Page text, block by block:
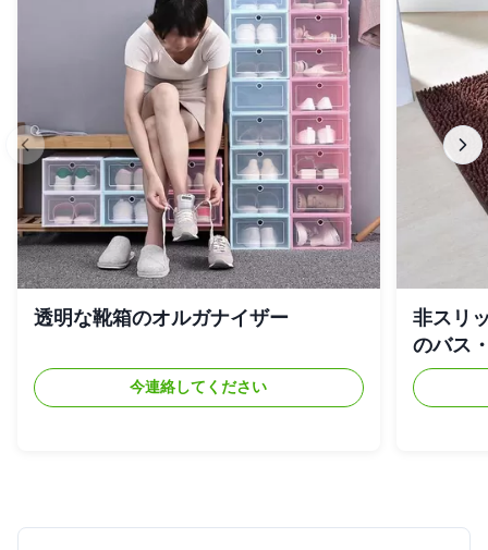
透明な靴箱のオルガナイザー
今連絡してください
非スリ
のバス